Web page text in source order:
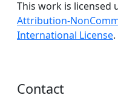
This work is licensed
Attribution-
International License.
Contact